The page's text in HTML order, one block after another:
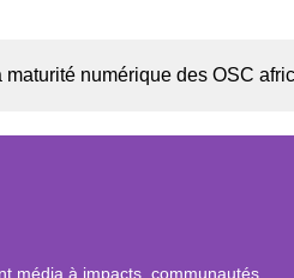
numérique des OSC
média à impacts, communautés